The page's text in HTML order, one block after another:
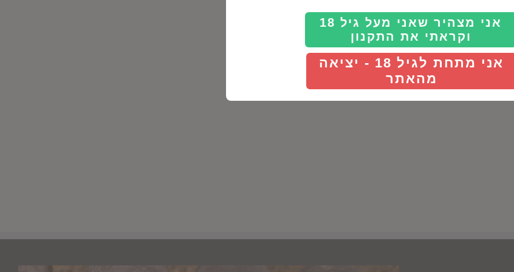
Details
Details
אני מצהיר שאני מעל גיל 18
וקראתי את התקנון
אני מתחת לגיל 18 - יציאה
מהאתר